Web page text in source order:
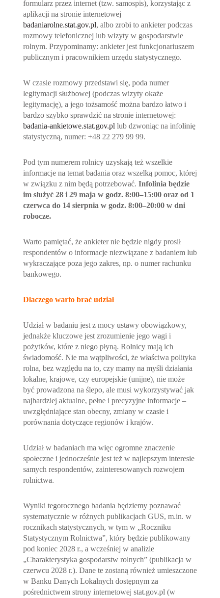
formularz przez internet (tzw. samospis), korzystając z
aplikacji na stronie internetowej
badaniarolne.stat.gov.pl, albo zrobi to ankieter podczas
rozmowy telefonicznej lub wizyty w gospodarstwie
rolnym. Przypominamy: ankieter jest funkcjonariuszem
publicznym i pracownikiem urzędu statystycznego.
W czasie rozmowy przedstawi się, poda numer
legitymacji służbowej (podczas wizyty okaże
legitymację), a jego tożsamość można bardzo łatwo i
bardzo szybko sprawdzić na stronie internetowej:
badania-ankietowe.stat.gov.pl lub dzwoniąc na infolinię
statystyczną, numer: +48 22 279 99 99.
Pod tym numerem rolnicy uzyskają też wszelkie
informacje na temat badania oraz wszelką pomoc, której
w związku z nim będą potrzebować. Infolinia będzie
im służyć 28 i 29 maja w godz. 8:00–15:00 oraz od 1
czerwca do 14 sierpnia w godz. 8:00–20:00 w dni
robocze.
Warto pamiętać, że ankieter nie będzie nigdy prosił
respondentów o informacje niezwiązane z badaniem lub
wykraczające poza jego zakres, np. o numer rachunku
bankowego.
Dlaczego warto brać udział
Udział w badaniu jest z mocy ustawy obowiązkowy,
jednakże kluczowe jest zrozumienie jego wagi i
pożytków, które z niego płyną. Rolnicy mają ich
świadomość. Nie ma wątpliwości, że właściwa polityka
rolna, bez względu na to, czy mamy na myśli działania
lokalne, krajowe, czy europejskie (unijne), nie może
być prowadzona na ślepo, ale musi wykorzystywać jak
najbardziej aktualne, pełne i precyzyjne informacje –
uwzględniające stan obecny, zmiany w czasie i
porównania dotyczące regionów i krajów.
Udział w badaniach ma więc ogromne znaczenie
społeczne i jednocześnie jest też w najlepszym interesie
samych respondentów, zainteresowanych rozwojem
rolnictwa.
Wyniki tegorocznego badania będziemy poznawać
systematycznie w różnych publikacjach GUS, m.in. w
rocznikach statystycznych, w tym w „Roczniku
Statystycznym Rolnictwa”, który będzie publikowany
pod koniec 2028 r., a wcześniej w analizie
„Charakterystyka gospodarstw rolnych” (publikacja w
czerwcu 2028 r.). Dane te zostaną również umieszczone
w Banku Danych Lokalnych dostępnym za
pośrednictwem strony internetowej stat.gov.pl (w